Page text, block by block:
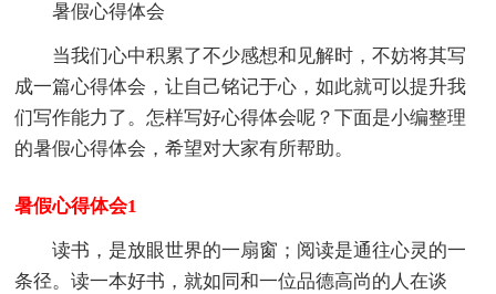
暑假心得体会
当我们心中积累了不少感想和见解时，不妨将其写
成一篇心得体会，让自己铭记于心，如此就可以提升我
们写作能力了。怎样写好心得体会呢？下面是小编整理
的暑假心得体会，希望对大家有所帮助。
暑假心得体会1
读书，是放眼世界的一扇窗；阅读是通往心灵的一
条径。读一本好书，就如同和一位品德高尚的人在谈